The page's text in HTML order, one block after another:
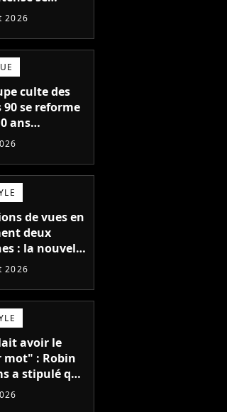
en une seule
2026
culte des
90 se reforme
ans
et annonce
de vues en
deux
: la nouvelle
idéale
fans de
2026
avoir le
mot" : Robin
a stipulé que
pourrait